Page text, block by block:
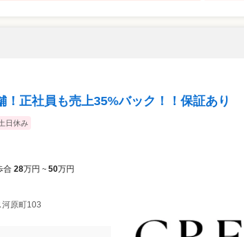
！正社員も売上35%バック！！保証あり
日休み
合 28万円 ~ 50万円
原町103